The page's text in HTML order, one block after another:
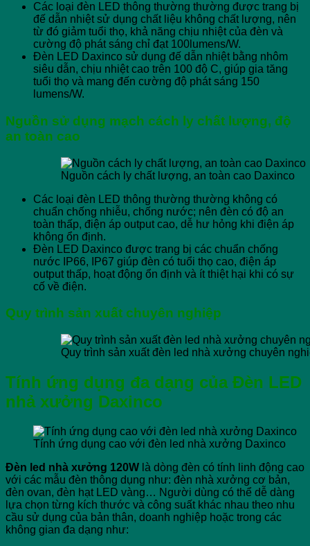
Các loại đèn LED thông thường thường được trang bị
đế dẫn nhiệt sử dụng chất liệu không chất lượng, nên
từ đó giảm tuổi thọ, khả năng chịu nhiệt của đèn và
cường độ phát sáng chỉ đạt 100lumens/W.
Đèn LED Daxinco sử dụng đế dẫn nhiệt bằng nhôm
siêu dẫn, chịu nhiệt cao trên 100 độ C, giúp gia tăng
tuổi thọ và mang đến cường độ phát sáng 150
lumens/W.
Nguồn sử dụng mạch cách ly chất lượng, độ
an toàn cao
Nguồn cách ly chất lượng, an toàn cao Daxinco
Các loại đèn LED thông thường thường không có
chuẩn chống nhiễu, chống nước; nên đèn có độ an
toàn thấp, điện áp output cao, dễ hư hỏng khi điện áp
không ổn định.
Đèn LED Daxinco được trang bị các chuẩn chống
nước IP66, IP67 giúp đèn có tuổi thọ cao, điện áp
output thấp, hoạt động ổn định và ít thiệt hại khi có sự
cố về điện.
Quy trình sản xuất chuyên nghiệp
Quy trình sản xuất đèn led nhà xưởng chuyên
Tính ứng dụng đa dạng của Đèn LED
nhả xưởng Daxinco
Tính ứng dụng cao với đèn led nhà xưởng Daxinco
Đèn led nhà xưởng 120W là dòng đèn có tính linh động cao
với các mẫu đèn thông dụng như: đèn nhà xưởng cơ bản,
đèn ovan, đèn hạt LED vàng… Người dùng có thể dễ dàng
lựa chọn từng kích thước và công suất khác nhau theo nhu
cầu sử dụng của bản thân, doanh nghiệp hoặc trong các
không gian đa dạng như: